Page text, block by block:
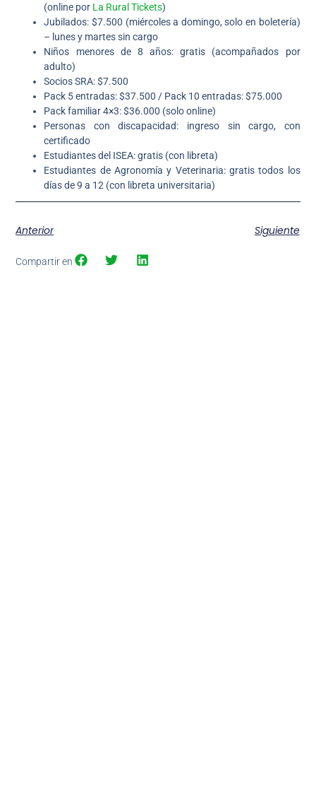
(online por La Rural Tickets)
Jubilados: $7.500 (miércoles a domingo, solo en boletería)
– lunes y martes sin cargo
Niños menores de 8 años: gratis (acompañados por
adulto)
Socios SRA: $7.500
Pack 5 entradas: $37.500 / Pack 10 entradas: $75.000
Pack familiar 4×3: $36.000 (solo online)
Personas con discapacidad: ingreso sin cargo, con
certificado
Estudiantes del ISEA: gratis (con libreta)
Estudiantes de Agronomía y Veterinaria: gratis todos los
días de 9 a 12 (con libreta universitaria)
Anterior Siguiente
Compartir en